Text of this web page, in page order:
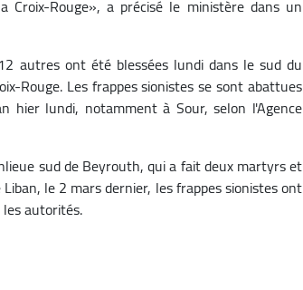
Rouge», a précisé le ministère dans un
autres ont été blessées lundi dans le sud du
Rouge. Les frappes sionistes se sont abattues
hier lundi, notamment à Sour, selon l'Agence
sud de Beyrouth, qui a fait deux martyrs et
le 2 mars dernier, les frappes sionistes ont
autorités.